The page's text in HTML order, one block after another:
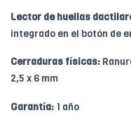
Lector de huellas
integrado en el botón de
Cerraduras físicas:
2,5 x 6 mm
Garantía: 1 año